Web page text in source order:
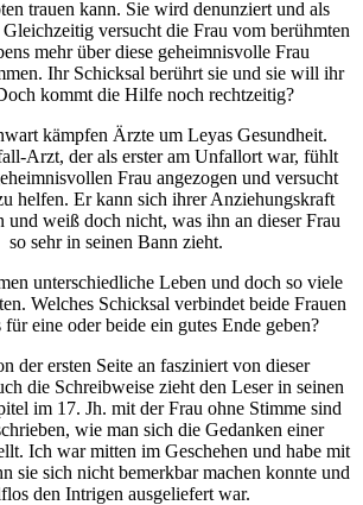
trauen kann. Sie wird denunziert und als
versucht die Frau vom berühmten
mehr über diese geheimnisvolle Frau
Ihr Schicksal berührt sie und sie will ihr
kommt die Hilfe noch rechtzeitig?
kämpfen Ärzte um Leyas Gesundheit.
Arzt, der als erster am Unfallort war, fühlt
Frau angezogen und versucht
helfen. Er kann sich ihrer Anziehungskraft
und weiß doch nicht, was ihn an dieser Frau
so sehr in seinen Bann zieht.
unterschiedliche Leben und doch so viele
Welches Schicksal verbindet beide Frauen
eine oder beide ein gutes Ende geben?
der ersten Seite an fasziniert von dieser
die Schreibweise zieht den Leser in seinen
im 17. Jh. mit der Frau ohne Stimme sind
wie man sich die Gedanken einer
Ich war mitten im Geschehen und habe mit
sie sich nicht bemerkbar machen konnte und
den Intrigen ausgeliefert war.